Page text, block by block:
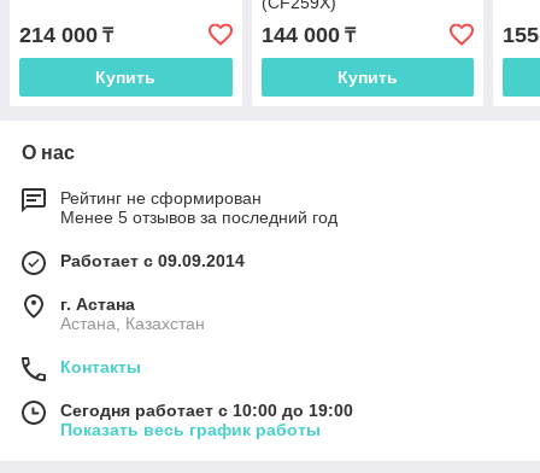
214 000 ₸
Купить
144 000₸
Купить
О нас
Рейтинг не сформирован
Менее 5 отзывов за последний год
Работает с 09.09.2014
г. Астана
Астана, Казахстан
Контакты
Сегодня работает с 10:00 до 19:00
Показать весь график работы